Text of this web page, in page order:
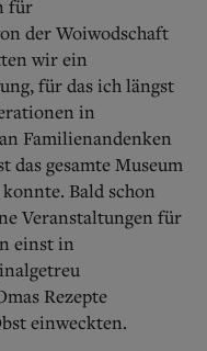
für
der Woiwodschaft
wir ein
für das ich längst
in
Familienandenken
das gesamte Museum
Bald schon
Veranstaltungen für
einst in
Rezepte
einweckten.